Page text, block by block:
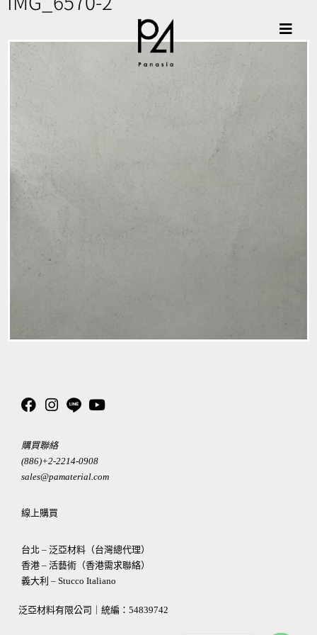
購買聯絡
(886)+2-2214-0908
sales@pamaterial.com
線上購買
台北 – 泛亞材料（台灣總代理）
香港 – 活藝術（香港需求聯絡）
義大利 – Stucco Italiano
泛亞材料有限公司｜統編： 54839742